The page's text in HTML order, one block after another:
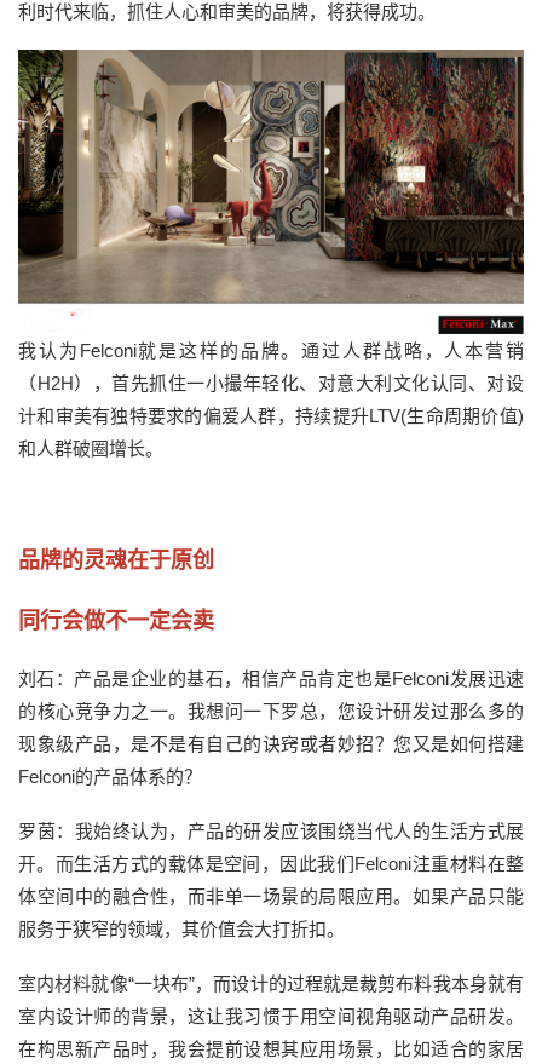
利时代来临，抓住人心和审美的品牌，将获得成功。
我认为Felconi就是这样的品牌。通过人群战略，人本营销
（H2H），首先抓住一小撮年轻化、对意大利文化认同、对设
计和审美有独特要求的偏爱人群，持续提升LTV(生命周期价值)
和人群破圈增长。
品牌的灵魂在于原创
同行会做不一定会卖
刘石：产品是企业的基石，相信产品肯定也是Felconi发展迅速
的核心竞争力之一。我想问一下罗总，您设计研发过那么多的
现象级产品，是不是有自己的诀窍或者妙招？您又是如何搭建
Felconi的产品体系的？
罗茵：我始终认为，产品的研发应该围绕当代人的生活方式展
开。而生活方式的载体是空间，因此我们Felconi注重材料在整
体空间中的融合性，而非单一场景的局限应用。如果产品只能
服务于狭窄的领域，其价值会大打折扣。
室内材料就像“一块布”，而设计的过程就是裁剪布料我本身就有
室内设计师的背景，这让我习惯于用空间视角驱动产品研发。
在构思新产品时，我会提前设想其应用场景，比如适合的家居